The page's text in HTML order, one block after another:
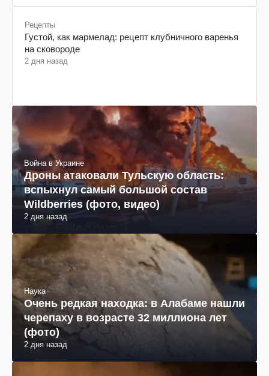
Рецепты
Густой, как мармелад: рецепт клубничного варенья
на сковороде
2 дня назад
Война в Украине
Дроны атаковали Тульскую область:
вспыхнул самый большой состав
Wildberries (фото, видео)
2 дня назад
Наука
Очень редкая находка: в Алабаме нашли
черепаху в возрасте 32 миллиона лет
(фото)
2 дня назад